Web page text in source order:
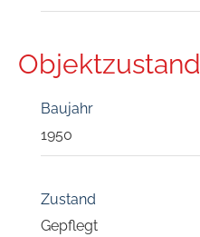
Objektzustand
Baujahr
1950
Zustand
Gepflegt